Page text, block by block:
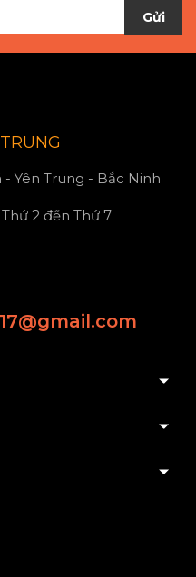
Gửi
Yên Trung - Bắc Ninh
2 đến Thứ 7